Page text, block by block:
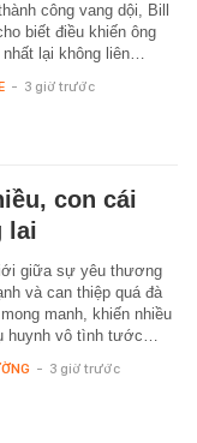
công vang dội, Bill
biết điều khiến ông
nhất lại không liên…
- 3 giờ trước
con cái
lai
giữa sự yêu thương
và can thiệp quá đà
manh, khiến nhiều
huynh vô tình tước…
- 3 giờ trước